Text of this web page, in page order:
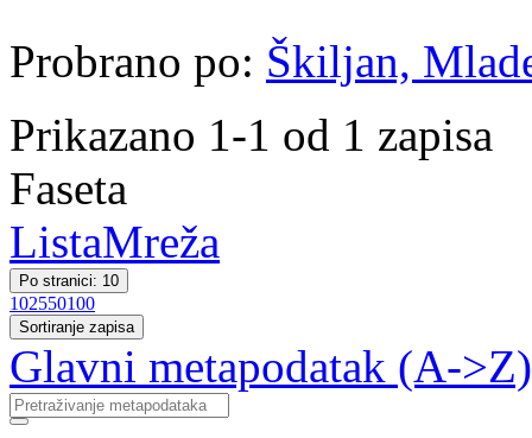
Probrano po: Škiljan,
Prikazano 1-1 od 1 zapisa
Faseta
ListaMreža
Po stranici: 10
102550100
Sortiranje zapisa
Glavni metapodatak (A->Z)